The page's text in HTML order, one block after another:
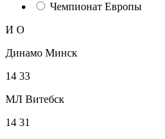
Чемпионат Европы
И О
Динамо Минск
14 33
МЛ Витебск
14 31